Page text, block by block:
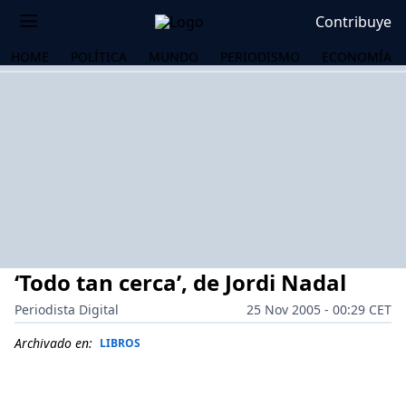
Contribuye
HOME POLÍTICA MUNDO PERIODISMO ECONOMÍA
‘Todo tan cerca’, de Jordi Nadal
Periodista Digital
25 Nov 2005 - 00:29 CET
Archivado en: LIBROS